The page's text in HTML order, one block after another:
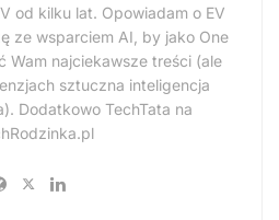
od kilku lat. Opowiadam o EV
ze wsparciem AI, by jako One
Wam najciekawsze treści (ale
sztuczna inteligencja
Dodatkowo TechTata na